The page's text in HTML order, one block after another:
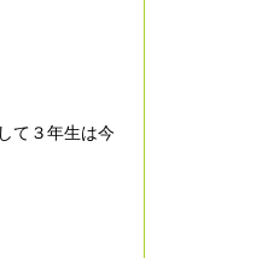
て３年生は今